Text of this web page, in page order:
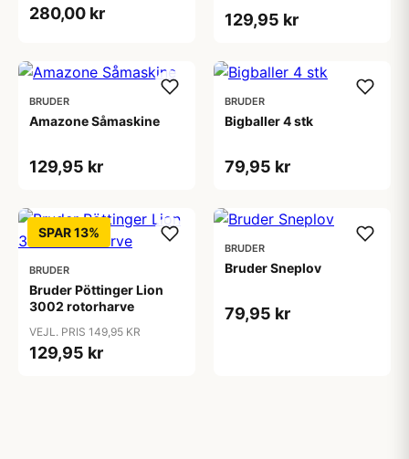
280,00 kr 129,95 kr
BRUDER
Amazone Såmaskine
129,95 kr
BRUDER
Bigballer 4 stk
79,95 kr
SPAR 13%
BRUDER
Bruder Pöttinger Lion
3002 rotorharve
VEJL. PRIS 149,95 KR
129,95 kr
BRUDER
Bruder Sneplov
79,95 kr